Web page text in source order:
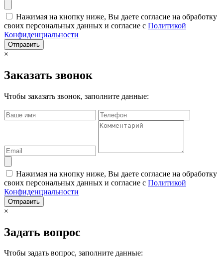
Нажимая на кнопку ниже, Вы даете согласие на обработку
своих персональных данных и согласие с Политикой
Конфиденциальности
Отправить
×
Заказать звонок
Чтобы заказать звонок, заполните данные:
Нажимая на кнопку ниже, Вы даете согласие на обработку
своих персональных данных и согласие с Политикой
Конфиденциальности
Отправить
×
Задать вопрос
Чтобы задать вопрос, заполните данные: